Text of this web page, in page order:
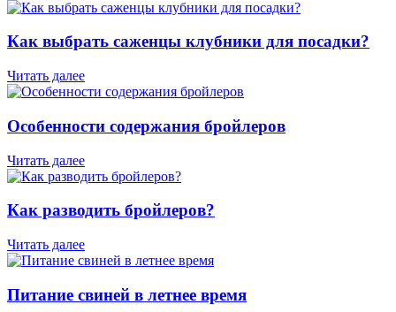
Как выбрать саженцы клубники для посадки?
Читать далее
Особенности содержания бройлеров
Читать далее
Как разводить бройлеров?
Читать далее
Питание свиней в летнее время